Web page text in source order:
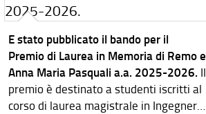
E stato pubblicato il bando per il
Premio di Laurea in Memoria di Remo e
Anna Maria Pasquali a.a. 2025-2026. Il
premio è destinato a studenti iscritti al
corso di laurea magistrale in Ingegneria